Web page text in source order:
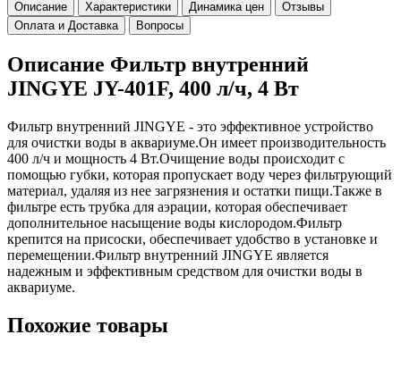
Описание Характеристики Динамика цен
Отзывы
Оплата и Доставка
Вопросы
Описание Фильтр внутренний
JINGYE JY-401F, 400 л/ч, 4 Вт
Фильтр внутренний JINGYE - это эффективное устройство
для очистки воды в аквариуме.Он имеет производительность
400 л/ч и мощность 4 Вт.Очищение воды происходит с
помощью губки, которая пропускает воду через фильтрующий
материал, удаляя из нее загрязнения и остатки пищи.Также в
фильтре есть трубка для аэрации, которая обеспечивает
дополнительное насыщение воды кислородом.Фильтр
крепится на присоски, обеспечивает удобство в установке и
перемещении.Фильтр внутренний JINGYE является
надежным и эффективным средством для очистки воды в
аквариуме.
Похожие товары